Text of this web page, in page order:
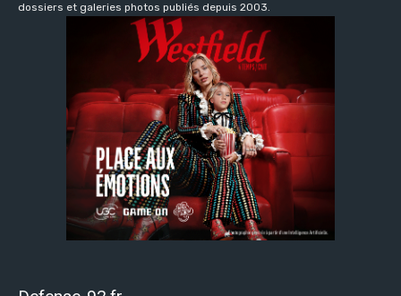
dossiers et galeries photos publiés depuis 2003.